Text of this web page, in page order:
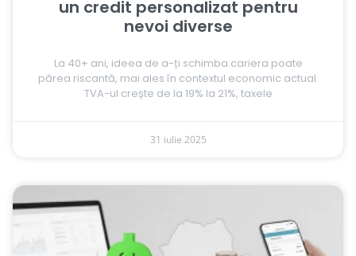
un credit personalizat pentru
nevoi diverse
La 40+ ani, ideea de a-ți schimba cariera poate
părea riscantă, mai ales în contextul economic actual:
TVA-ul crește de la 19% la 21%, taxele
31 iulie 2025